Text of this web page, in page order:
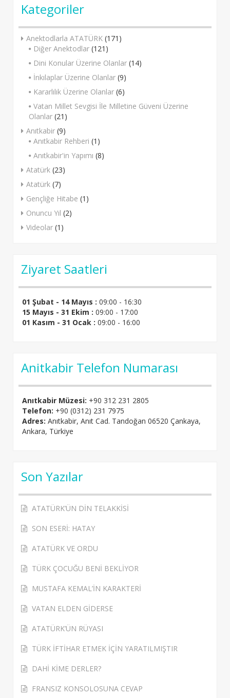
Kategoriler
Anektodlarla ATATÜRK (171)
Diğer Anektodlar (121)
Dini Konular Üzerine Olanlar (14)
İnkılaplar Üzerine Olanlar (9)
Kararlılık Üzerine Olanlar (6)
Vatan Millet Sevgisi İle Milletine Güveni Üzerine
Olanlar (21)
Anıtkabir (9)
Anıtkabir Rehberi (1)
Anıtkabir'in Yapımı (8)
Atatürk (23)
Atatürk (7)
Gençliğe Hitabe (1)
Onuncu Yıl (2)
Videolar (1)
Ziyaret Saatleri
01 Şubat - 14 Mayıs : 09:00 - 16:30
15 Mayıs - 31 Ekim : 09:00 - 17:00
01 Kasım - 31 Ocak : 09:00 - 16:00
Anitkabir Telefon Numarası
Anıtkabir Müzesi: +90 312 231 2805
Telefon: +90 (0312) 231 7975
Adres: Anıtkabir, Anıt Cad. Tandoğan 06520 Çankaya,
Ankara, Türkiye
Son Yazılar
ATATÜRK’ÜN DİN TELAKKİSİ
SON ESERİ: HATAY
ATATÜRK VE ORDU
TÜRK ÇOCUĞU BENİ BEKLİYOR
MUSTAFA KEMAL’İN KARAKTERİ
VATAN ELDEN GİDERSE
ATATÜRK’ÜN RÜYASI
TÜRK İFTİHAR ETMEK İÇİN YARATILMIŞTIR
DAHİ KİME DERLER?
FRANSIZ KONSOLOSUNA CEVAP